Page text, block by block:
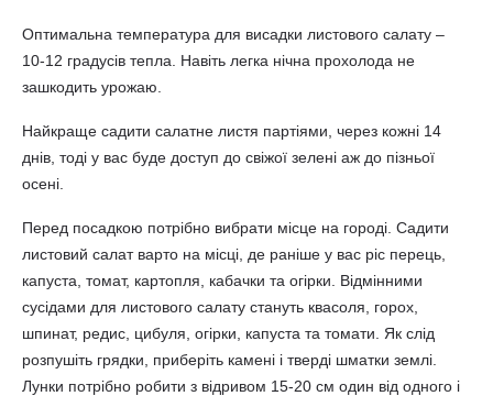
Оптимальна температура для висадки листового салату –
10-12 градусів тепла. Навіть легка нічна прохолода не
зашкодить урожаю.
Найкраще садити салатне листя партіями, через кожні 14
днів, тоді у вас буде доступ до свіжої зелені аж до пізньої
осені.
Перед посадкою потрібно вибрати місце на городі. Садити
листовий салат варто на місці, де раніше у вас ріс перець,
капуста, томат, картопля, кабачки та огірки. Відмінними
сусідами для листового салату стануть квасоля, горох,
шпинат, редис, цибуля, огірки, капуста та томати. Як слід
розпушіть грядки, приберіть камені і тверді шматки землі.
Лунки потрібно робити з відривом 15-20 см один від одного і